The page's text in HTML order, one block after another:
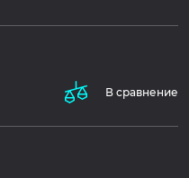
В сравнение